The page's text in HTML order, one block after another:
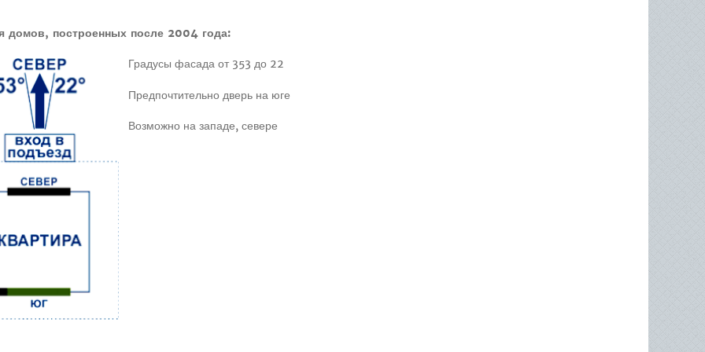
домов, построенных после 2004 года:
Градусы фасада от 353 до 22
Предпочтительно дверь на юге
Возможно на западе, севере